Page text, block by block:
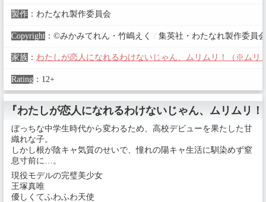
製作： わたなれ製作委員会
Copyright： ©みかみてれん・竹嶋えく /集英社・わたなれ製作委員会
家族： わたしが恋人になれるわけないじゃん、ムリムリ！（※ムリ
Rating： 12+
『わたしが恋人になれるわけないじゃん、ムリムリ
ぼっちな中学生時代から変わるため、高校デビューを果たした甘
織れな子。
しかし根が陰キャ気質のせいで、憧れの陽キャ生活に馴染めず窒
息寸前に…。
現役モデルの完璧美少女
王塚真唯
優しくてふわふわ天使